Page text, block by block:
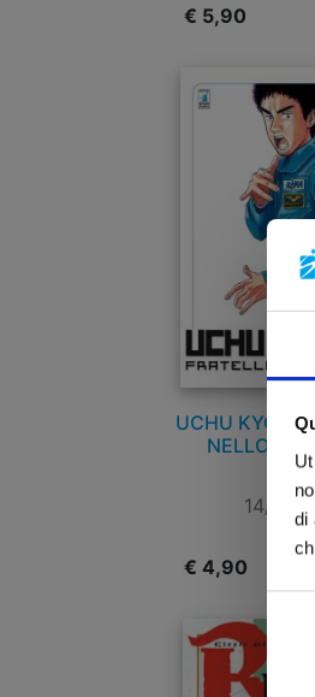
di
del
€ 5,90
UCHU KYODAI
NELLO
14/04/
€ 4,90